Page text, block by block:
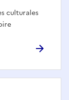
culturales